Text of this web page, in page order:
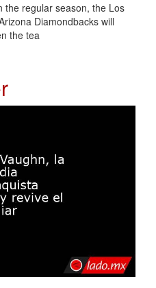
the regular season, the Los
Diamondbacks will
the tea